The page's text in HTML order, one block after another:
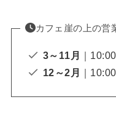
カフェ崖の上の営
3～11月
｜
12～2月
｜